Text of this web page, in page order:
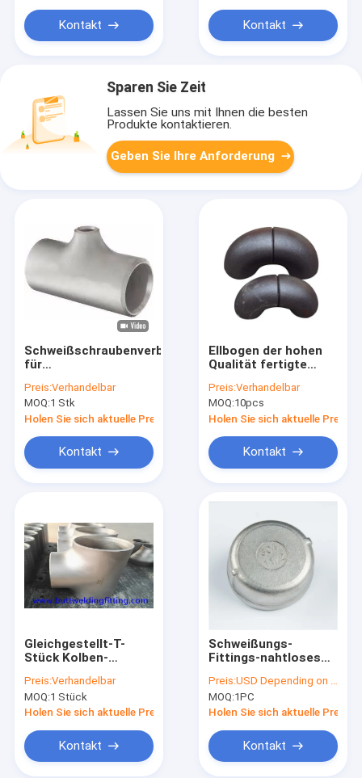
Kontakt Kontakt
Sparen Sie Zeit
Lassen Sie uns mit Ihnen die besten
Produkte kontaktieren.
Geben Sie Ihre Anforderung
Schweißschraubenverbindungen
für
mit
Schraubschraubschraubschrauben9
Preis:Verhandelbar
MOQ:1 Stk
Holen Sie sich aktuelle Preis
Kontakt
Ellbogen der hohen
Qualität fertigte
ASME B16.9 Kolben-
Schweißungs-Fitting
besonders an
Preis:Verhandelbar
MOQ:10pcs
Holen Sie sich aktuelle Preis
Kontakt
Gleichgestellt-T-
Stück Kolben-
der Nickel-
Legierungs-ASTM
B163 NO8020
Preis:Verhandelbar
MOQ:1 Stück
Holen Sie sich aktuelle Preis
Kontakt
Schweißungs-
Fittings-nahtloses
Edelstahl-304/304L
Zeitplan-40 des
Kolben-Sch80
Preis:USD Depending on quantity
MOQ:1PC
Holen Sie sich aktuelle Preis
Kontakt